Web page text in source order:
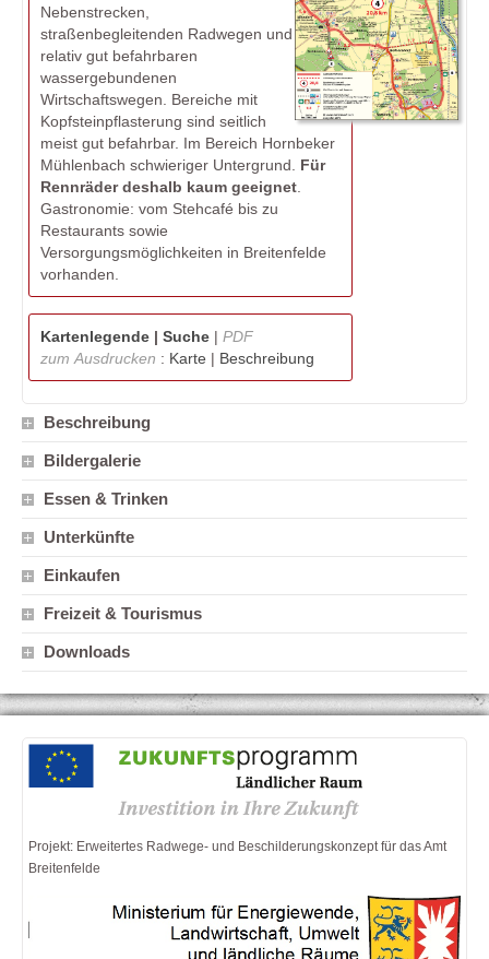
Nebenstrecken,
straßenbegleitenden Radwegen und
relativ gut befahrbaren
wassergebundenen
Wirtschaftswegen. Bereiche mit
Kopfsteinpflasterung sind seitlich
meist gut befahrbar. Im Bereich Hornbeker
Mühlenbach schwieriger Untergrund. Für
Rennräder deshalb kaum geeignet
Gastronomie: vom Stehcafé bis zu
Restaurants sowie
Versorgungsmöglichkeiten in Breitenfelde
vorhanden.
Kartenlegende | Suche | PDF
zum Ausdrucken : Karte | Beschreibung
Beschreibung
Bildergalerie
Essen & Trinken
Unterkünfte
Einkaufen
Freizeit & Tourismus
Downloads
Projekt: Erweitertes Radwege- und Beschilderungskonzept für das Amt
Breitenfelde